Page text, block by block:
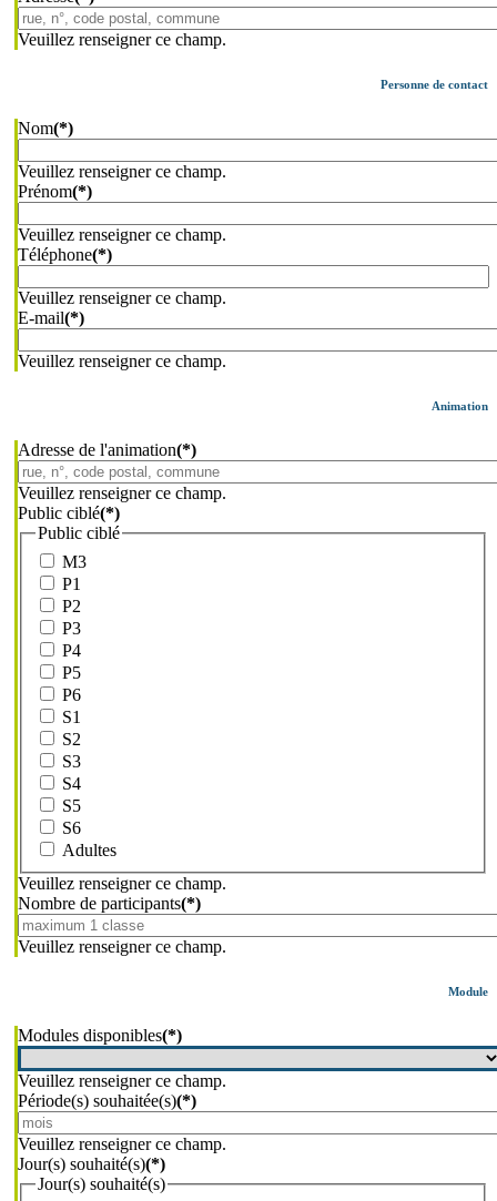
Veuillez renseigner ce champ.
Personne de contact
Nom(*)
Veuillez renseigner ce champ.
Prénom(*)
Veuillez renseigner ce champ.
Téléphone(*)
Veuillez renseigner ce champ.
E-mail(*)
Veuillez renseigner ce champ.
Animation
Adresse de l'animation(*)
Veuillez renseigner ce champ.
Public ciblé(*)
Public ciblé
M3
P1
P2
P3
P4
P5
P6
S1
S2
S3
S4
S5
S6
Adultes
Veuillez renseigner ce champ.
Nombre de participants(*)
Veuillez renseigner ce champ.
Module
Modules disponibles(*)
Veuillez renseigner ce champ.
Période(s) souhaitée(s)(*)
Veuillez renseigner ce champ.
Jour(s) souhaité(s)(*)
Jour(s) souhaité(s)